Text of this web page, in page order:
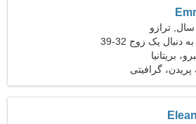
دنبال یک زوج 32-39
بریتانیا
پریدن، گرافیتی